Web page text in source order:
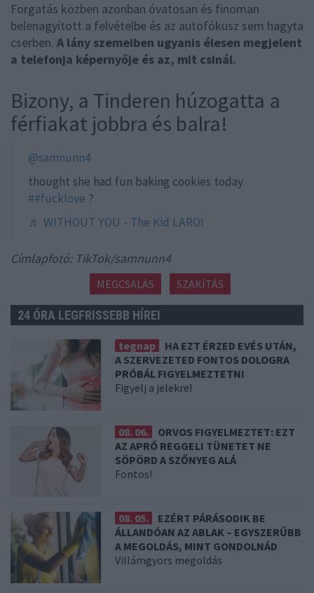
Forgatás közben azonban óvatosan és finoman
belenagyított a felvételbe és az autofókusz sem hagyta
cserben. A lány szemeiben ugyanis élesen megjelent
a telefonja képernyője és az, mit csinál.
Bizony, a Tinderen húzogatta a
férfiakat jobbra és balra!
@samnunn4
thought she had fun baking cookies today
##fucklove ?
♬ WITHOUT YOU - The Kid LAROI
Címlapfotó: TikTok/samnunn4
MEGCSALÁS SZAKÍTÁS
24 ÓRA LEGFRISSEBB HÍREI
tegnap
HA EZT ÉRZED EVÉS UTÁN,
A SZERVEZETED FONTOS DOLOGRA
PRÓBÁL FIGYELMEZTETNI
Figyelj a jelekre!
08. 06.
ORVOS FIGYELMEZTET: EZT
AZ APRÓ REGGELI TÜNETET NE
SÖPÖRD A SZŐNYEG ALÁ
Fontos!
08. 05.
EZÉRT PÁRÁSODIK BE
ÁLLANDÓAN AZ ABLAK – EGYSZERŰBB
A MEGOLDÁS, MINT GONDOLNÁD
Villámgyors megoldás